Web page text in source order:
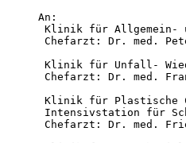
An:
Klinik für Allgemein-
Chefarzt: Dr. med.
Klinik für Unfall-
Chefarzt: Dr. med.
Klinik für Plastische
Intensivstation für
Chefarzt: Dr. med.